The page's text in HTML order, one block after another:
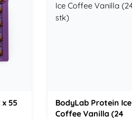
x 55
BodyLab Protein Ice
Coffee Vanilla (24